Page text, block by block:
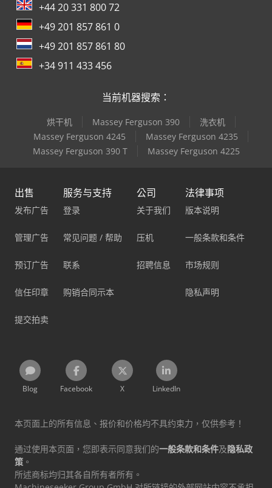
+44 20 331 800 72
+49 201 857 861 0
+49 201 857 861 80
+34 911 433 456
当前机器搜索：
烘干机 Massey Ferguson 390
洗衣机
Massey Ferguson 4245
Massey Ferguson 4235
Massey Ferguson 390 T
Massey Ferguson 4225
出售
发布广告
管理广告
预订广告
信任印章
提交拍卖
服务与支持
登录
常见问题 / 帮助
联系
购销合同示本
公司
关于我们
压机
招聘信息
法律事项
版本说明
一般条款和条件
市场规则
隐私声明
Blog Facebook X LinkedIn
本页面上的所有信息、报价和价格均不具约束力，仅供参考！
通过使用本页面，您即表示同意我们的一般条款和条件及隐私政
策 。
所述商标均归其各自所有者所有。